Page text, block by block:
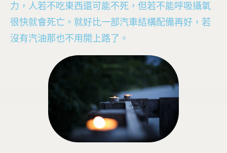
力，人若不吃東西還可能不死，但若不能呼吸攝氧
很快就會死亡。就好比一部汽車結構配備再好，若
沒有汽油那也不用開上路了。